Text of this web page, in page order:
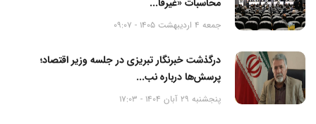
جمعه 4 اردیبهشت 1405 - 09:07
درگذشت خبرنگار تبریزی در جلسه وزیر اقتصاد؛
پرسش‌ها درباره نب...
پنجشنبه 29 آبان 1404 - 17:03